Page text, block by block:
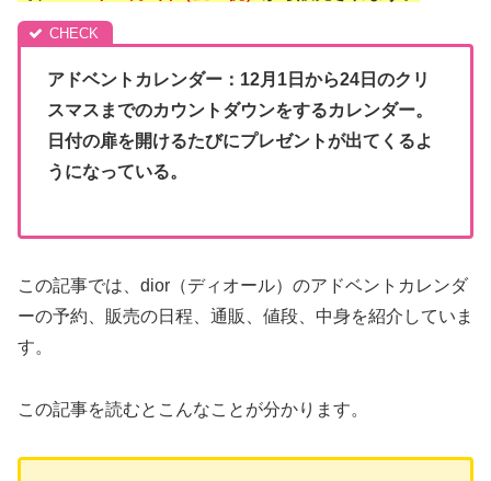
アドベントカレンダー：12月1日から24日のクリ
スマスまでのカウントダウンをするカレンダー。
日付の扉を開けるたびにプレゼントが出てくるよ
うになっている。
この記事では、dior（ディオール）のアドベントカレンダ
ーの予約、販売の日程、通販、値段、中身を紹介していま
す。
この記事を読むとこんなことが分かります。